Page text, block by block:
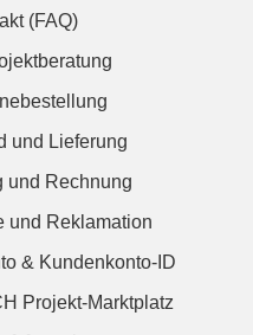
(FAQ)
und Lieferung
und Rechnung
und Reklamation
& Kundenkonto-ID
Projekt-Marktplatz